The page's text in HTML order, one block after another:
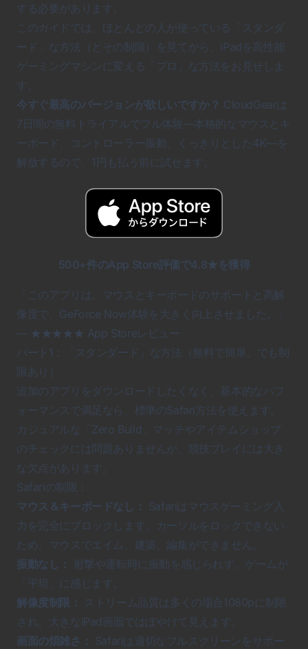
する必要があります。
このガイドでは、ほとんどの人が使っている「スタンダ
ード」な方法（とその制限）を見てから、iPadを高性能
ゲーミングマシンに変える「プロ」な方法をお見せしま
す。
今すぐ最高のバージョンが欲しいですか？ CloudGearは
7日間の無料トライアルでフル体験—本格的なマウスとキ
ーボード、コントローラー振動、くっきりとした4K—を
解放するので、1円も払う前に試せます。
500+件のApp Store評価で4.8★を獲得
「このアプリは、マウスとキーボードのサポートと高解
像度で、GeForce Now体験を大きく向上させました。」
— ★★★★★ App Storeレビュー
パート1：「スタンダード」な方法（無料で簡単、でも制
限あり）
追加のアプリをダウンロードしたくなく、基本的なパフ
ォーマンスで満足なら、標準のSafari方法を使えます。
カジュアルな「Zero Build」マッチやアイテムショップ
のチェックには問題ありませんが、競技プレイには大き
な欠点があります。
Safariの制限：
マウス＆キーボードなし： Safariはマウスゲーミング入
力を完全にブロックします。カーソルをロックできない
ため、マウスでエイム、建築、編集ができません。
振動なし：
射撃や運転時に振動を感じられず、ゲームが
「平坦」に感じます。
解像度制限：
ストリーム品質は多くの場合1080pに制限
され、大きなiPad画面ではぼやけて見えます。
画面の煩雑さ： Safariは適切なフルスクリーンをサポー